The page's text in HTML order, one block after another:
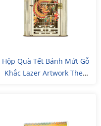
Hộp Quà Tết Bánh Mứt Gỗ
Khắc Lazer Artwork Theo